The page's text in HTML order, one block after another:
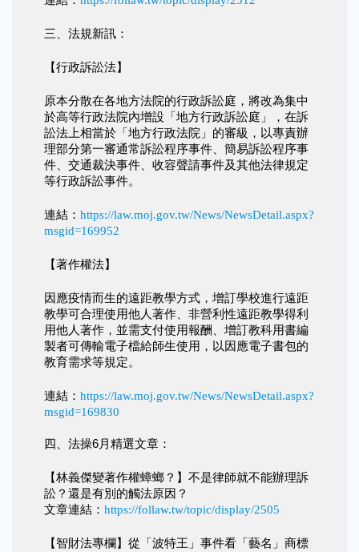
三、法規新訊：
【行政訴訟法】
原本分散在各地方法院的行政訴訟庭，將改為集中
於高等行政法院內增設「地方行政訴訟庭」，在訴
訟法上相當於「地方行政法院」的審級，以專責辦
理部分第一審通常訴訟程序事件、簡易訴訟程序事
件、交通裁決事件、收容聲請事件及其他法律規定
等行政訴訟事件。
連結： https://law.moj.gov.tw/News/NewsDetail.aspx?
msgid=169952
【著作權法】
因應疫情而生的遠距教學方式，增訂學校進行遠距
教學可合理使用他人著作、非營利性遠距教學得利
用他人著作，並需支付使用報酬、增訂教科用書編
製者可傳輸電子檔給師生使用，以因應電子書包的
教育需求等規定。
連結： https://law.moj.gov.tw/News/NewsDetail.aspx?
msgid=169830
四、法操6月精選文章：
【林義傑變著作權蟑螂？】不是律師就不能辦理訴
訟？還是有別的觸法原因？
文章連結： https://follaw.tw/topic/display/2505
【智財法專欄】從「波特王」事件看「藝名」商標